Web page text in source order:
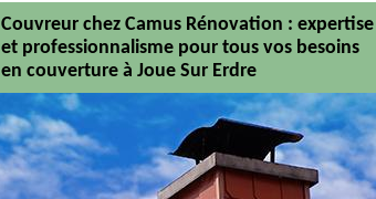
Couvreur chez Camus Rénovation : expertise
et professionnalisme pour tous vos besoins
en couverture à Joue Sur Erdre